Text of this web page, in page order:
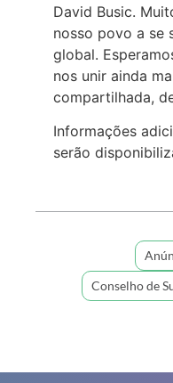
David Busic.
nosso povo a se
global.
nos unir ainda
compartilhada,
Informações
serão
Conselho de